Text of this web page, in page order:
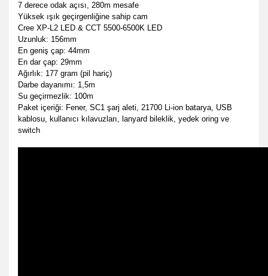
7 derece odak açısı, 280m mesafe
Yüksek ışık geçirgenliğine sahip cam
Cree XP-L2 LED & CCT 5500-6500K LED
Uzunluk: 156mm
En geniş çap: 44mm
En dar çap: 29mm
Ağırlık: 177 gram (pil hariç)
Darbe dayanımı: 1,5m
Su geçirmezlik: 100m
Paket içeriği: Fener, SC1 şarj aleti, 21700 Li-ion batarya, USB
kablosu, kullanıcı kılavuzları, lanyard bileklik, yedek oring ve
switch